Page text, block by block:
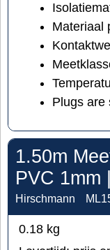
Materiaal
Plugs are
1.50m
PVC 1mm
Hirschmann
0.18 kg